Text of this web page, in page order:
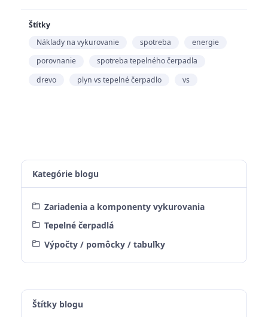
Kategórie blogu
Zariadenia a komponenty vykurovania
Tepelné čerpadlá
Výpočty / pomôcky / tabuľky
Štítky blogu
Štítky
Náklady na vykurovanie
spotreba
energie
porovnanie
spotreba tepelného čerpadla
drevo
plyn vs tepelné čerpadlo vs